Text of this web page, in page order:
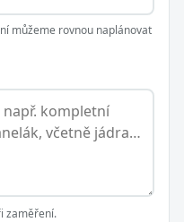
můžeme rovnou naplánovat
zaměření.